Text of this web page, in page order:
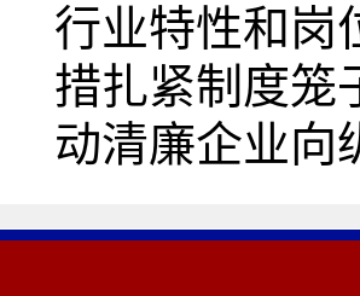
行业特性和岗
措扎紧制度笼
动清廉企业向